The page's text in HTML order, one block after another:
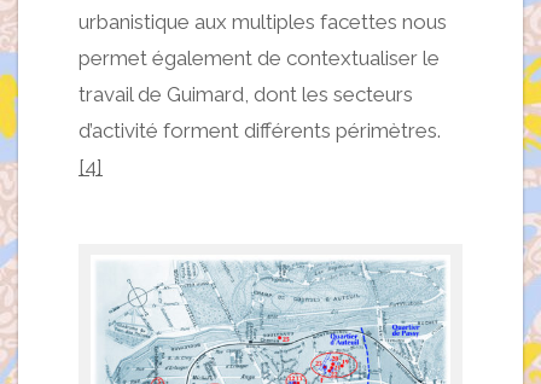
urbanistique aux multiples facettes nous
permet également de contextualiser le
travail de Guimard, dont les secteurs
d’activité forment différents périmètres.
[4]